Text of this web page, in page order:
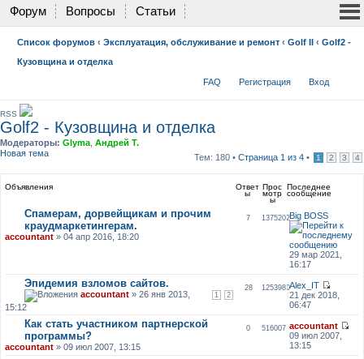
Форум Вопросы Статьи
Список форумов ‹ Эксплуатация, обслуживание и ремонт ‹ Golf II ‹ Golf2 -
Кузовщина и отделка
FAQ Регистрация Вход
RSS
Golf2 - Кузовщина и отделка
Модераторы: Glyma Андрей Т.
Новая тема
Тем: 180 • Страница 1 из 4 • 1 2 3 4
Объявления Ответ
ы
Прос
мотр
ы
Последнее
сообщение
Спамерам, дорвейщикам и прочим
краудмаркетингерам.
accountant» 04 апр 2016, 18:20
7 1375202Big BOSS
29 мар 2021,
16:17
Эпидемия взломов сайтов.
1 2
accountant» 26 янв 2013,
15:12
28 1253980Alex_IT
21 дек 2018,
06:47
Как стать участником партнерской
программы?
accountant» 09 июл 2007, 13:15
0 516007 accountant
09 июл 2007,
13:15